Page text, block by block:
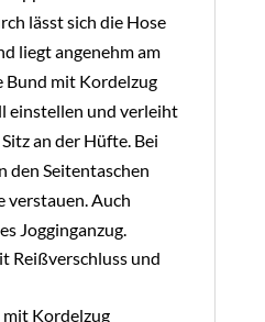
lässt sich die Hose
liegt angenehm am
Bund mit Kordelzug
einstellen und verleiht
an der Hüfte. Bei
den Seitentaschen
verstauen. Auch
Jogginganzug.
Reißverschluss und
mit Kordelzug